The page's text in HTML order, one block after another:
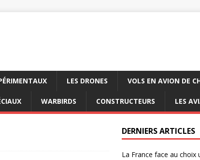
LES DRONES VOLS EN AVION DE
WARBIRDS CONSTRUCTEURS LES
DERNIERS ARTICLES
La France face au choix